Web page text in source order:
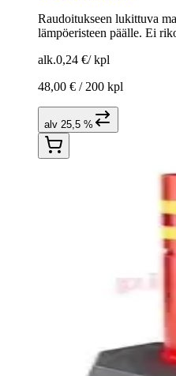
Raudoitukseen lukittuva
lämpöeristeen päälle. Ei
alk.0,24 €/ kpl
48,00 € / 200 kpl
alv 25,5 %